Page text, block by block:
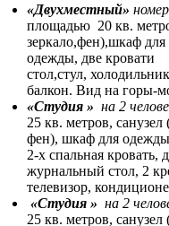
«Двухместный»
площадью 20 кв.
зеркало,фен),шкаф
одежды, две кровати
стол,стул,
балкон. Вид на горы-
«Студия » на 2
25 кв. метров,
фен), шкаф для
2-х спальная кровать,
журнальный стол, 2
телевизор,
«Студия » на 2
25 кв. метров,